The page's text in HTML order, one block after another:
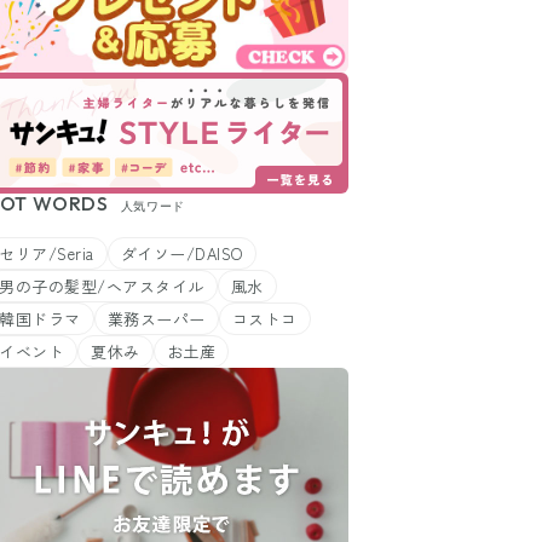
WORDS 人気ワード
セリア/Seria
ダイソー/DAISO
男の子の髪型/ヘアスタイル
風水
韓国ドラマ
業務スーパー
コストコ
イベント
夏休み お土産